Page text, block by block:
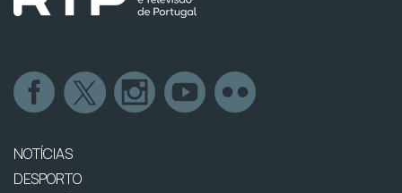
NOTÍCIAS
DESPORTO